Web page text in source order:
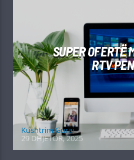
SUPER OFERTË
RTV
Kushtrim Guraj
29 DHJETOR, 2025